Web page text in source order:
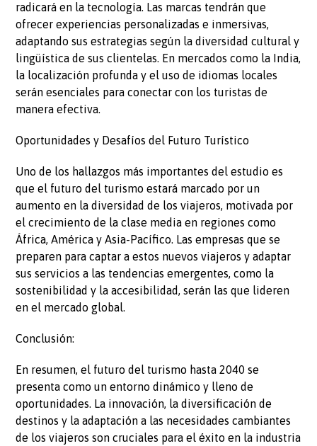
radicará en la tecnología. Las marcas tendrán que
ofrecer experiencias personalizadas e inmersivas,
adaptando sus estrategias según la diversidad cultural y
lingüística de sus clientelas. En mercados como la India,
la localización profunda y el uso de idiomas locales
serán esenciales para conectar con los turistas de
manera efectiva.
Oportunidades y Desafíos del Futuro Turístico
Uno de los hallazgos más importantes del estudio es
que el futuro del turismo estará marcado por un
aumento en la diversidad de los viajeros, motivada por
el crecimiento de la clase media en regiones como
África, América y Asia-Pacífico. Las empresas que se
preparen para captar a estos nuevos viajeros y adaptar
sus servicios a las tendencias emergentes, como la
sostenibilidad y la accesibilidad, serán las que lideren
en el mercado global.
Conclusión:
En resumen, el futuro del turismo hasta 2040 se
presenta como un entorno dinámico y lleno de
oportunidades. La innovación, la diversificación de
destinos y la adaptación a las necesidades cambiantes
de los viajeros son cruciales para el éxito en la industria